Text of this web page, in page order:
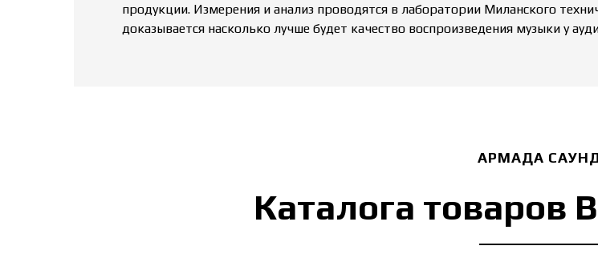
продукции. Измерения и анализ проводятся в лаборатории Миланского
доказывается насколько лучше будет качество воспроизведения музыки у
АРМАДА
Каталога товаров